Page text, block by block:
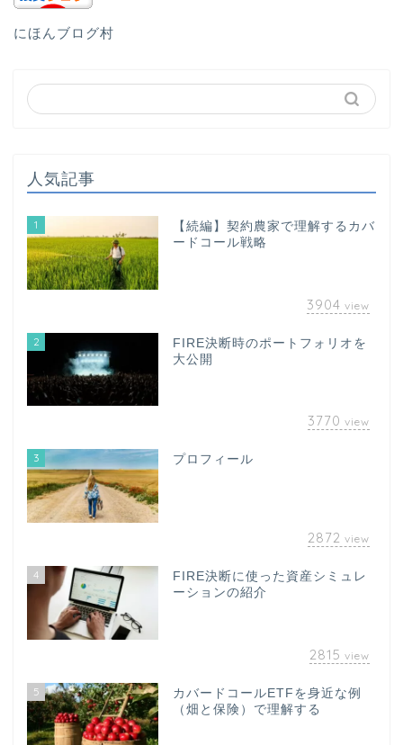
にほんブログ村
人気記事
1
【続編】契約農家で理解するカバ
ードコール戦略
3904 view
2
FIRE決断時のポートフォリオを
大公開
3770 view
3 プロフィール
2872 view
4
FIRE決断に使った資産シミュレ
ーションの紹介
2815 view
5
カバードコールETFを身近な例
（畑と保険）で理解する